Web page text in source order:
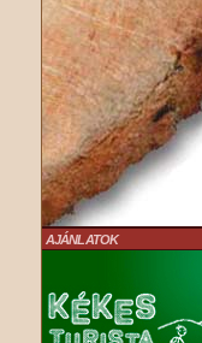
AJÁNLATOK